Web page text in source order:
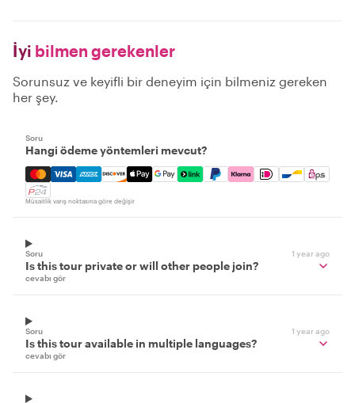
İyi bilmen gerekenler
Sorunsuz ve keyifli bir deneyim için bilmeniz gereken
her şey.
Soru
Hangi ödeme yöntemleri mevcut?
Mastercard, Visa, Amex, Discover, Apple Pay, Google
Müsaitlik varış noktasına göre değişir
Soru 1 year ago
Is this tour private or will other people join?
cevabı gör
Soru 1 year ago
Is this tour available in multiple languages?
cevabı gör